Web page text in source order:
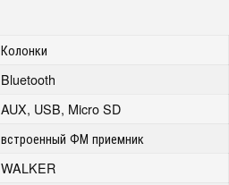
Колонки
Bluetooth
AUX, USB, Micro SD
встроенный ФМ приемник
WALKER